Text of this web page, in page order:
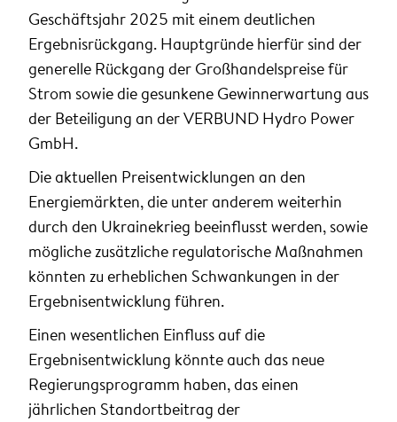
Geschäftsjahr 2025 mit einem deutlichen
Ergebnisrückgang. Hauptgründe hierfür sind der
generelle Rückgang der Großhandelspreise für
Strom sowie die gesunkene Gewinnerwartung aus
der Beteiligung an der VERBUND Hydro Power
GmbH.
Die aktuellen Preisentwicklungen an den
Energiemärkten, die unter anderem weiterhin
durch den Ukrainekrieg beeinflusst werden, sowie
mögliche zusätzliche regulatorische Maßnahmen
könnten zu erheblichen Schwankungen in der
Ergebnisentwicklung führen.
Einen wesentlichen Einfluss auf die
Ergebnisentwicklung könnte auch das neue
Regierungsprogramm haben, das einen
jährlichen Standortbeitrag der